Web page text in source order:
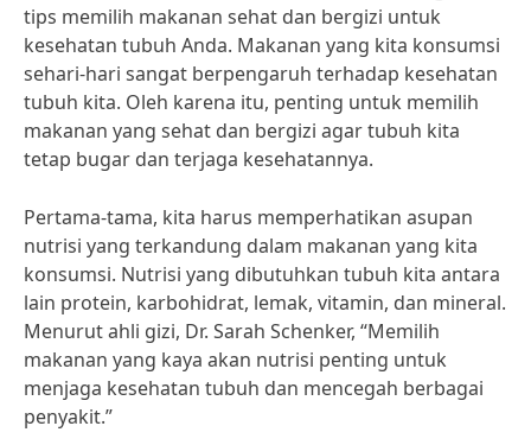
tips memilih makanan sehat dan bergizi untuk
kesehatan tubuh Anda. Makanan yang kita konsumsi
sehari-hari sangat berpengaruh terhadap kesehatan
tubuh kita. Oleh karena itu, penting untuk memilih
makanan yang sehat dan bergizi agar tubuh kita
tetap bugar dan terjaga kesehatannya.
Pertama-tama, kita harus memperhatikan asupan
nutrisi yang terkandung dalam makanan yang kita
konsumsi. Nutrisi yang dibutuhkan tubuh kita antara
lain protein, karbohidrat, lemak, vitamin, dan mineral.
Menurut ahli gizi, Dr. Sarah Schenker, “Memilih
makanan yang kaya akan nutrisi penting untuk
menjaga kesehatan tubuh dan mencegah berbagai
penyakit.”